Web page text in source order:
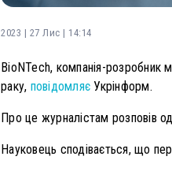
2023 | 27 Лис | 14:14
BioNTech, компанія-розробник
раку, повідомляє Укрінформ.
Про це журналістам розповів
Науковець сподівається, що